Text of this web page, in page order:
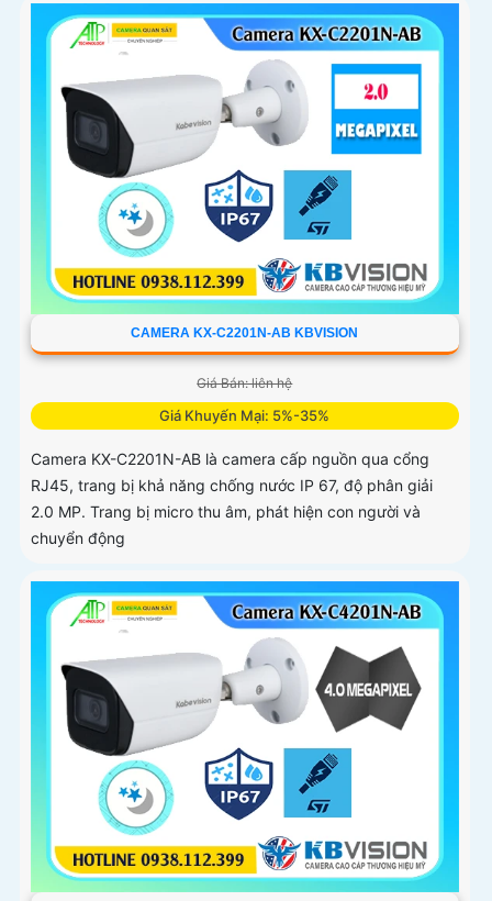
CAMERA KX-C2201N-AB KBVISION
Giá Bán: liên hệ
Giá Khuyến Mại: 5%-35%
Camera KX-C2201N-AB là camera cấp nguồn qua cổng
RJ45, trang bị khả năng chống nước IP 67, độ phân giải
2.0 MP. Trang bị micro thu âm, phát hiện con người và
chuyển động